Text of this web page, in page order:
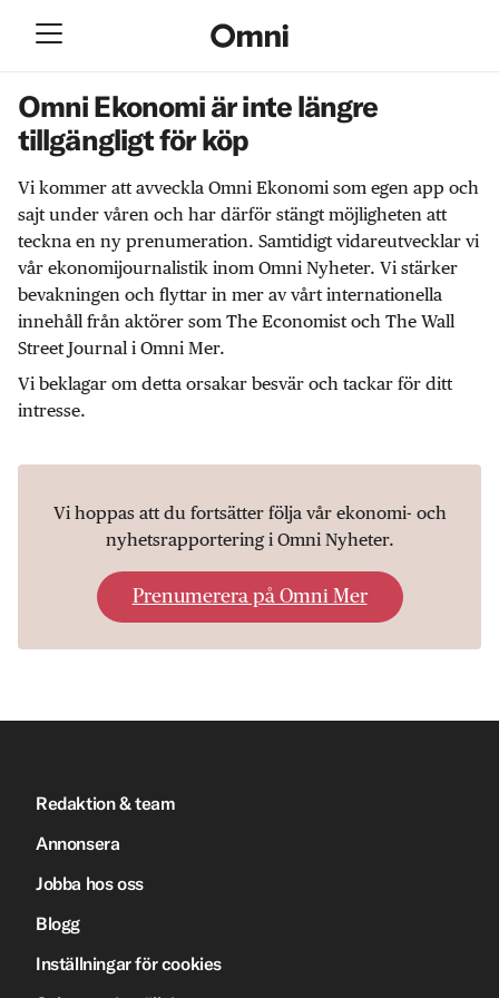
Omni Ekonomi är inte längre
tillgängligt för köp
Vi kommer att avveckla Omni Ekonomi som egen app och
sajt under våren och har därför stängt möjligheten att
teckna en ny prenumeration. Samtidigt vidareutvecklar vi
vår ekonomijournalistik inom Omni Nyheter. Vi stärker
bevakningen och flyttar in mer av vårt internationella
innehåll från aktörer som The Economist och The Wall
Street Journal i Omni Mer.
Vi beklagar om detta orsakar besvär och tackar för ditt
intresse.
Vi hoppas att du fortsätter följa vår ekonomi- och
nyhetsrapportering i Omni Nyheter.
Prenumerera på Omni Mer
Redaktion & team
Annonsera
Jobba hos oss
Blogg
Inställningar för cookies